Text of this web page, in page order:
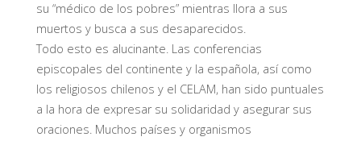
su “médico de los pobres” mientras llora a sus
muertos y busca a sus desaparecidos.
Todo esto es alucinante. Las conferencias
episcopales del continente y la española, así como
los religiosos chilenos y el CELAM, han sido puntuales
a la hora de expresar su solidaridad y asegurar sus
oraciones. Muchos países y organismos